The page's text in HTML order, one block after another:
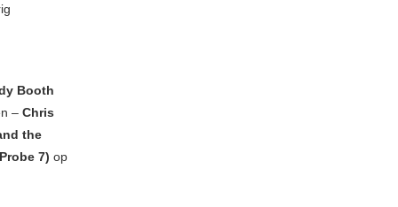
Booth
– Chris
the
7) op